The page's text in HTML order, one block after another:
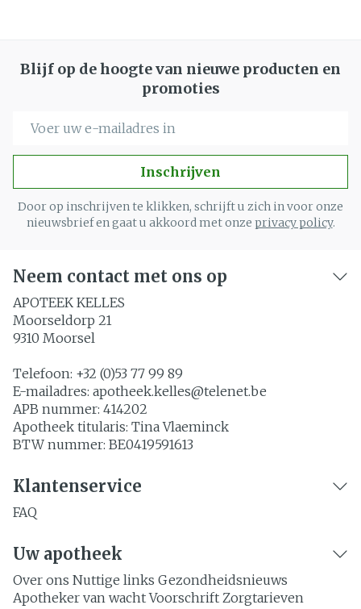
Blijf op de hoogte van nieuwe producten en
promoties
Inschrijven
Door op inschrijven te klikken, schrijft u zich in voor onze
nieuwsbrief en gaat u akkoord met onze privacy policy.
Neem contact met ons op
APOTEEK KELLES
Moorseldorp 21
9310 Moorsel
Telefoon: +32 (0)53 77 99 89
E-mailadres: apotheek.kelles@telenet.be
APB nummer: 414202
Apotheek titularis: Tina Vlaeminck
BTW nummer: BE0419591613
Klantenservice
FAQ
Uw apotheek
Over ons Nuttige links Gezondheidsnieuws
Apotheker van wacht Voorschrift Zorgtarieven